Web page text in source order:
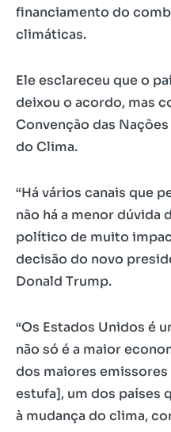
financiamento do
climáticas.
Ele esclareceu que o
deixou o acordo, mas
Convenção das
do Clima.
“Há vários canais que
não há a menor dúvida
político de muito
decisão do novo
Donald Trump.
“Os Estados Unidos é
não só é a maior
dos maiores
estufa], um dos países
à mudança do clima,